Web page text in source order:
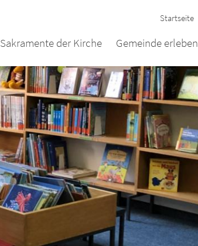
Startseite
Sakramente der Kirche Gemeinde erleben